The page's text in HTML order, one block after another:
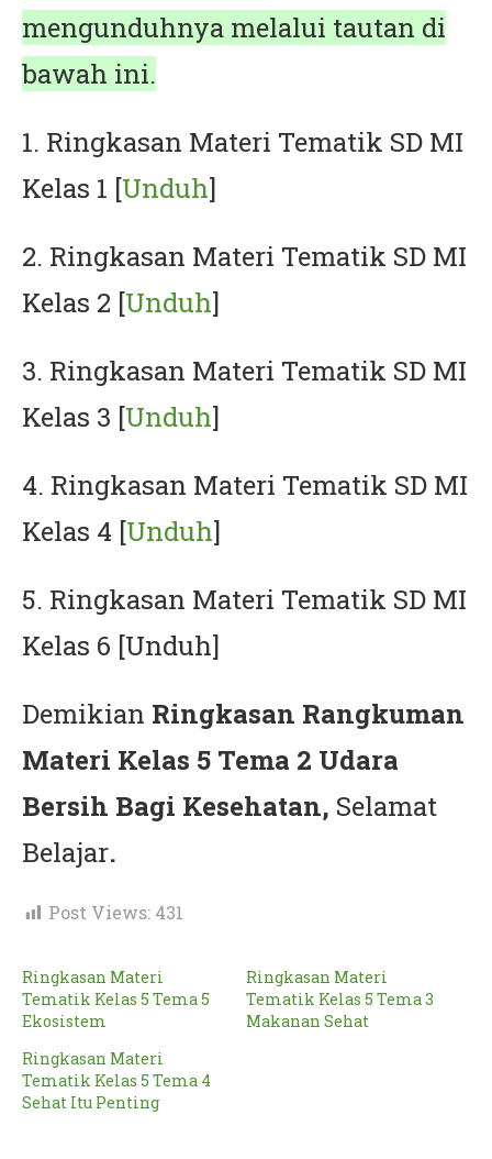
mengunduhnya melalui tautan di
bawah ini.
1. Ringkasan Materi Tematik SD MI
Kelas 1 [Unduh]
2. Ringkasan Materi Tematik SD MI
Kelas 2 [Unduh]
3. Ringkasan Materi Tematik SD MI
Kelas 3 [Unduh]
4. Ringkasan Materi Tematik SD MI
Kelas 4 [Unduh]
5. Ringkasan Materi Tematik SD MI
Kelas 6 [Unduh]
Demikian Ringkasan Rangkuman
Materi Kelas 5 Tema 2 Udara
Bersih Bagi Kesehatan, Selamat
Belajar.
Post Views: 431
Ringkasan Materi
Tematik Kelas 5 Tema 5
Ekosistem
Ringkasan Materi
Tematik Kelas 5 Tema 3
Makanan Sehat
Ringkasan Materi
Tematik Kelas 5 Tema 4
Sehat Itu Penting